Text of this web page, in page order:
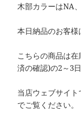
木部カラーはNA
本日納品のお客様
こちらの商品は
済の確認)の2～3
当店ウェブサイ
でご覧ください。